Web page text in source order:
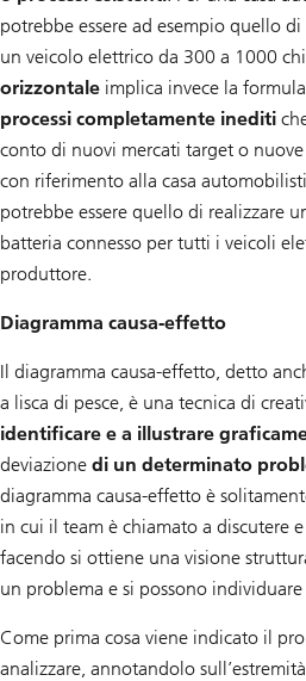
potrebbe essere ad esempio quello
un veicolo elettrico da 300 a 1000
orizzontale implica invece la
processi completamente inediti
conto di nuovi mercati target o
con riferimento alla casa
potrebbe essere quello di realizzare
batteria connesso per tutti i veicoli
produttore.
Diagramma causa-effetto
Il diagramma causa-effetto, detto
a lisca di pesce, è una tecnica di
identificare e a illustrare
deviazione di un determinato
diagramma causa-effetto è
in cui il team è chiamato a discutere
facendo si ottiene una visione
un problema e si possono
Come prima cosa viene indicato il
analizzare, annotandolo